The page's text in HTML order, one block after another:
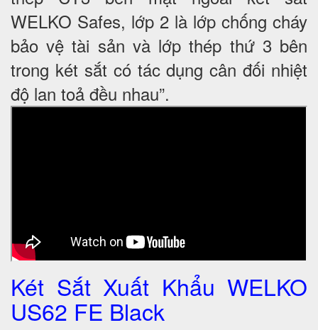
WELKO Safes, lớp 2 là lớp chống cháy
bảo vệ tài sản và lớp thép thứ 3 bên
trong két sắt có tác dụng cân đối nhiệt
độ lan toả đều nhau”.
Két Sắt Xuất Khẩu WELKO
US62 FE Black